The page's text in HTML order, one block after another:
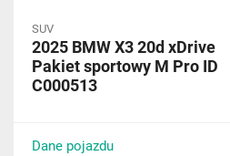
SUV
2025 BMW X3 20d xDrive
Pakiet sportowy M Pro ID
C000513
Dane pojazdu